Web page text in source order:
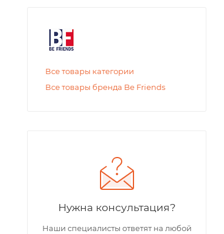
Все товары категории
Все товары бренда Be Friends
Нужна консультация?
Наши специалисты ответят на любой